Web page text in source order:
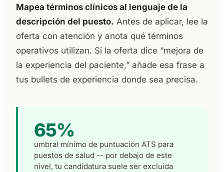
Mapea términos clínicos al lenguaje de la
descripción del puesto. Antes de aplicar, lee la
oferta con atención y anota qué términos
operativos utilizan. Si la oferta dice “mejora de
la experiencia del paciente,” añade esa frase a
tus bullets de experiencia donde sea precisa.
65%
umbral mínimo de puntuación ATS para
puestos de salud -- por debajo de este
nivel, tu candidatura suele ser excluida